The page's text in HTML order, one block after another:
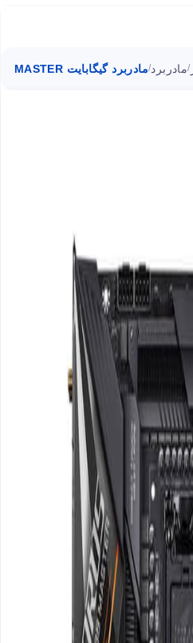
/مادربرد/مادربرد گیگابایت Z490 AORUS MASTER سوکت 1200